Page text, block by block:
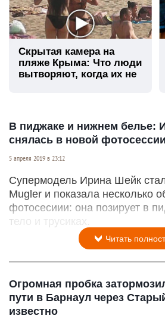
Скрытая камера на
пляже Крыма: Что люди
вытворяют, когда их не
В пиджаке и нижнем белье:
снялась в новой фотосессии
5 апреля 2019 в 23:12
Супермодель Ирина Шейк
Mugler и показала несколько
фотосесиии: она позирует в
тело и трусиках.
Читать
Огромная пробка
пути в Барнаул через
известно